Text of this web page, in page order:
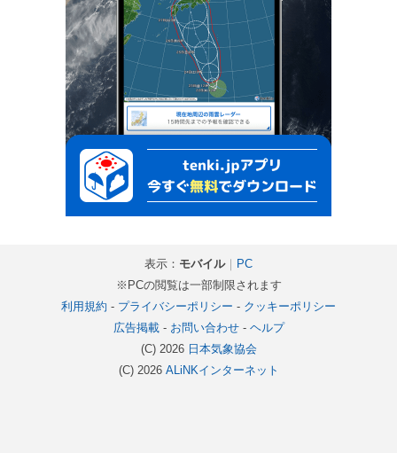
表示： モバイル｜
PC
※PCの閲覧は一部制限されます
利用規約 - プライバシーポリシー - クッキーポリシー
広告掲載- お問い合わせ- ヘルプ
(C) 2026 日本気象協会
(C) 2026 ALiNKインターネット